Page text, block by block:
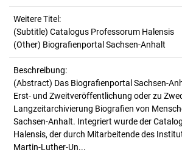
Weitere Titel:
(Subtitle) Catalogus Professorum Halensis
(Other) Biografienportal Sachsen-Anhalt
Beschreibung:
(Abstract) Das Biografienportal Sachsen-
Erst- und Zweitveröffentlichung oder zu
Langzeitarchivierung Biografien von
Sachsen-Anhalt. Integriert wurde der
Halensis, der durch Mitarbeitende des
Martin-Luther-Un...